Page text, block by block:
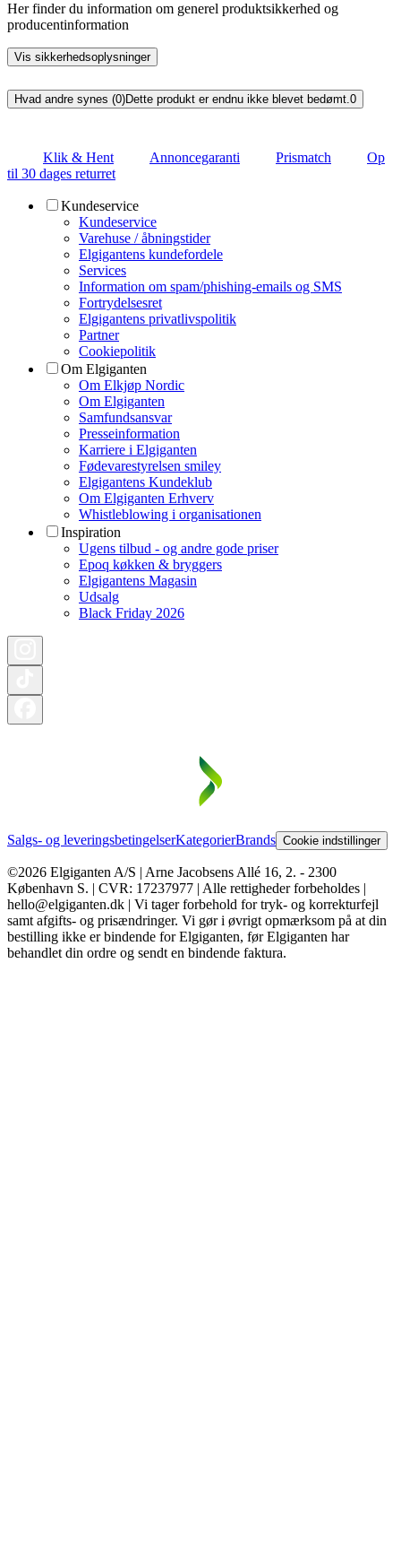
Her finder du information om generel produktsikkerhed og
producentinformation
Vis sikkerhedsoplysninger
Hvad andre synes (0)Dette produkt er endnu ikke blevet bedømt.0
Klik & Hent Annoncegaranti Prismatch
Op
til 30 dages returret
Kundeservice
Kundeservice
Varehuse / åbningstider
Elgigantens kundefordele
Services
Information om spam/phishing-emails og SMS
Fortrydelsesret
Elgigantens privatlivspolitik
Partner
Cookiepolitik
Om Elgiganten
Om Elkjøp Nordic
Om Elgiganten
Samfundsansvar
Presseinformation
Karriere i Elgiganten
Fødevarestyrelsen smiley
Elgigantens Kundeklub
Om Elgiganten Erhverv
Whistleblowing i organisationen
Inspiration
Ugens tilbud - og andre gode priser
Epoq køkken & bryggers
Elgigantens Magasin
Udsalg
Black Friday 2026
Salgs- og leveringsbetingelserKategorierBrands Cookie indstillinger
©2026 Elgiganten A/S | Arne Jacobsens Allé 16, 2. - 2300
København S. | CVR: 17237977 | Alle rettigheder forbeholdes |
hello@elgiganten.dk | Vi tager forbehold for tryk- og korrekturfejl
samt afgifts- og prisændringer. Vi gør i øvrigt opmærksom på at din
bestilling ikke er bindende for Elgiganten, før Elgiganten har
behandlet din ordre og sendt en bindende faktura.